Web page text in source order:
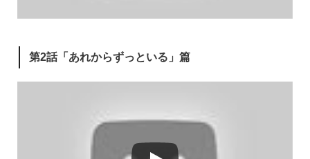
第2話「あれからずっといる」篇